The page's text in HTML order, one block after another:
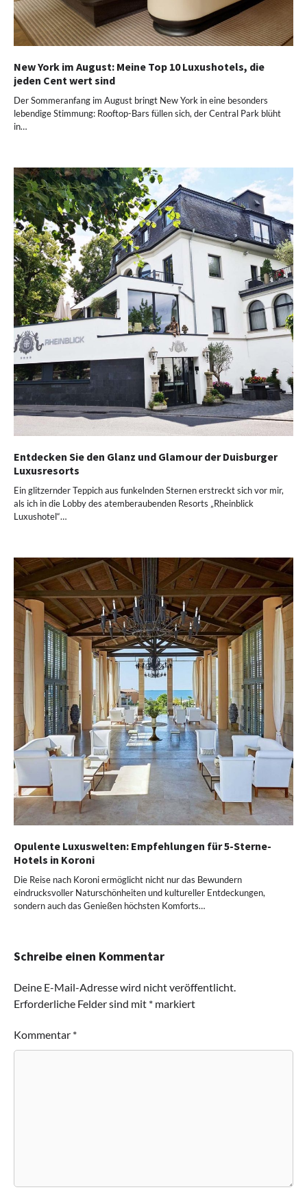
New York im August: Meine Top 10 Luxushotels, die
jeden Cent wert sind
Der Sommeranfang im August bringt New York in eine besonders
lebendige Stimmung: Rooftop-Bars füllen sich, der Central Park blüht
in…
Entdecken Sie den Glanz und Glamour der Duisburger
Luxusresorts
Ein glitzernder Teppich aus funkelnden Sternen erstreckt sich vor mir,
als ich in die Lobby des atemberaubenden Resorts „Rheinblick
Luxushotel“…
Opulente Luxuswelten: Empfehlungen für 5-Sterne-
Hotels in Koroni
Die Reise nach Koroni ermöglicht nicht nur das Bewundern
eindrucksvoller Naturschönheiten und kultureller Entdeckungen,
sondern auch das Genießen höchsten Komforts…
Schreibe einen Kommentar
Deine E-Mail-Adresse wird nicht veröffentlicht.
Erforderliche Felder sind mit * markiert
Kommentar *